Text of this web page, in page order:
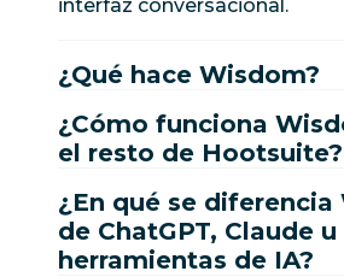
interfaz conversacional.
¿Qué hace Wisdom?
¿Cómo funciona
el resto de Hootsuite?
¿En qué se diferencia
de ChatGPT, Claude
herramientas de IA?